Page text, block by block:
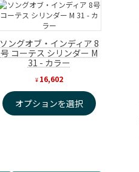
ソングオブ・インディア 8
号 コーテス シリンダー M
31 - カラー
¥ 16,602
オプションを選択